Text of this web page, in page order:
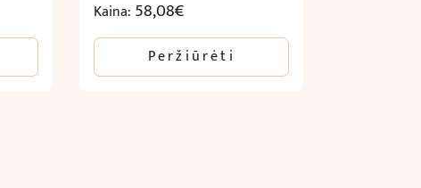
Kaina: 58,08€
Peržiūrėti